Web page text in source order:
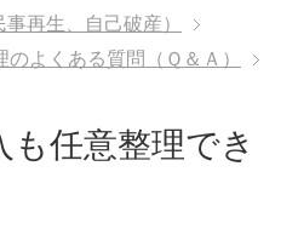
再生、自己破産）
のよくある質問（Ｑ＆Ａ）
任意整理でき